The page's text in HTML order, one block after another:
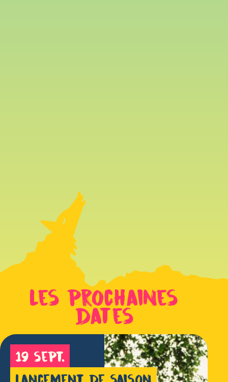
Les prochaines
dates
19 sept.